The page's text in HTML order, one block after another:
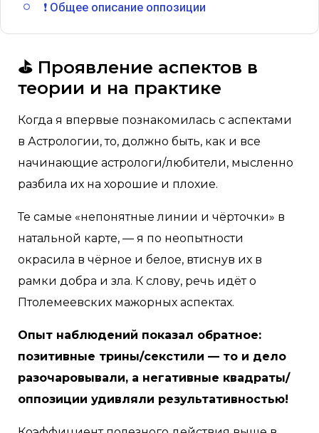
❗ Общее описание оппозиции
⛳️ Проявление аспектов в
теории и на практике
Когда я впервые познакомилась с аспектами
в Астрологии, то, должно быть, как и все
начинающие астрологи/любители, мысленно
разбила их на хорошие и плохие.
Те самые «непонятные линии и чёрточки» в
натальной карте, — я по неопытности
окрасила в чёрное и белое, втиснув их в
рамки добра и зла. К слову, речь идёт о
Птолемеевских мажорных аспектах.
Опыт наблюдений показал обратное:
позитивные трины/секстили — то и дело
разочаровывали, а негативные квадраты/
оппозиции удивляли результативностью!